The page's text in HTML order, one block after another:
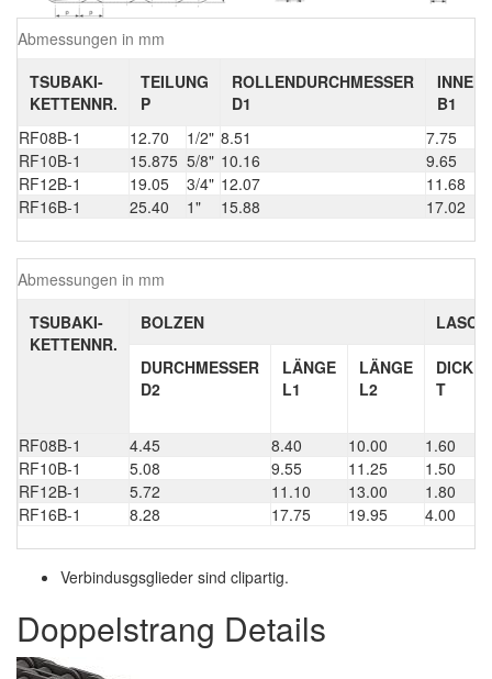
Abmessungen in mm
TSUBAKI-
KETTENNR.
TEILUNG
P
ROLLENDURCHMESSER
D1
B1
RF08B-1
12.70 1/2" 8.51
7.75
RF10B-1
15.875 5/8" 10.16
9.65
RF12B-1
19.05 3/4" 12.07
11.68
RF16B-1
25.40 1" 15.88 17.02
Abmessungen in mm
TSUBAKI-
KETTENNR.
BOLZEN
DURCHMESSER
D2
LÄNGE
L1
LÄNGE
L2
DICKE
T
RF08B-1 4.45 8.40 10.00
1.60
RF10B-1
5.08 9.55 11.25
1.50
RF12B-1
5.72 11.10 13.00
1.80
RF16B-1
8.28 17.75 19.95 4.00
Verbindusgsglieder sind clipartig.
Doppelstrang Details